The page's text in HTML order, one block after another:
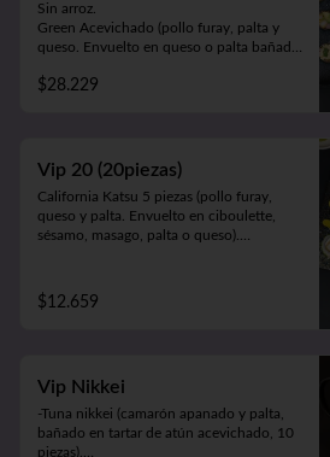
Sin arroz.
Green Acevichado (pollo furay, palta y
queso. Envuelto en queso o palta bañada
Acevichado Top (camarón furay, atún,
camarón furay o pollo furay. Envuelto en
pollo y Frito en panko acompañado de
salsa teriyaki).
$28.229
Vip 20 (20piezas)
California Katsu 5 piezas (pollo furay,
queso y palta. Envuelto en ciboulette,
sésamo, masago, palta o queso).
palta).
Panko Ebi 10 piezas (camarón, queso y
$12.659
Vip Nikkei
-Tuna nikkei (camarón apanado y palta,
bañado en tartar de atún acevichado, 10
piezas).